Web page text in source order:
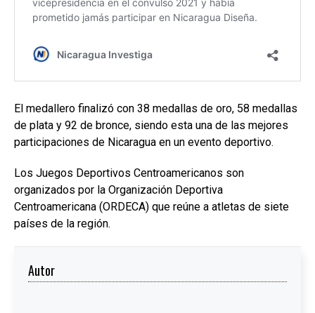
El medallero finalizó con 38 medallas de oro, 58 medallas
de plata y 92 de bronce, siendo esta una de las mejores
participaciones de Nicaragua en un evento deportivo.
Los Juegos Deportivos Centroamericanos son
organizados por la Organización Deportiva
Centroamericana (ORDECA) que reúne a atletas de siete
países de la región.
Autor